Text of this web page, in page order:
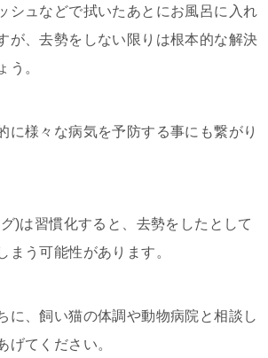
シュなどで拭いたあとにお風呂に入れ
が、去勢をしない限りは根本的な解決
う。
に様々な病気を予防する事にも繋がり
)は習慣化すると、去勢をしたとして
まう可能性があります。
に、飼い猫の体調や動物病院と相談し
げてください。